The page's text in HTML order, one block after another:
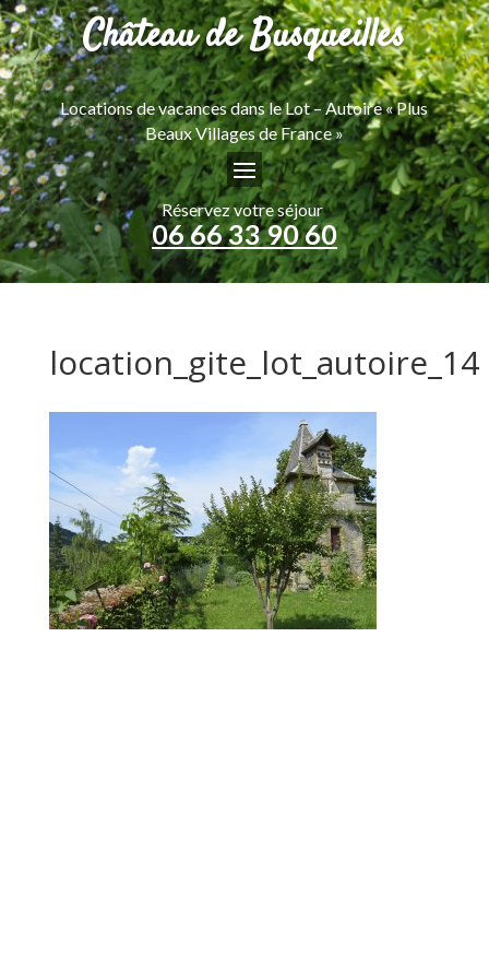
Château de Busqueilles
Locations de vacances dans le Lot – Autoire « Plus
Beaux Villages de France »
Réservez votre séjour
06 66 33 90 60
location_gite_lot_autoire_14